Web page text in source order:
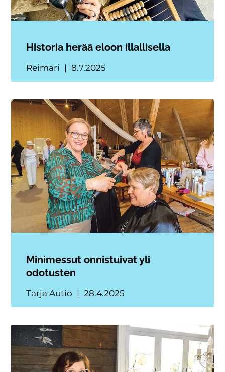
Historia herää eloon illallisella
Reimari 8.7.2025
Minimessut onnistuivat yli
odotusten
Tarja Autio 28.4.2025